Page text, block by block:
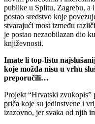
publike u Splitu, Zagrebu, a
postao sredstvo koje
stvarajući most između
je postao nezaobilazan dio
književnosti.
Imate li top-listu
koje možda nisu u vrhu
preporučili…
Projekt “Hrvatski zvukopis”
priča koje su jedinstvene i
izazovno, jer svaka od njih